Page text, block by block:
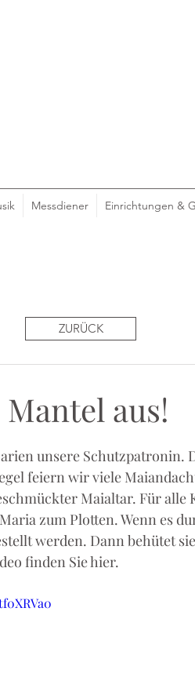
Messdiener Einrichtungen &
aus!
unsere Schutzpatronin.
feiern wir viele
Maialtar. Für alle
zum Plotten. Wenn es
werden. Dann behütet
finden Sie hier.
ZURÜCK